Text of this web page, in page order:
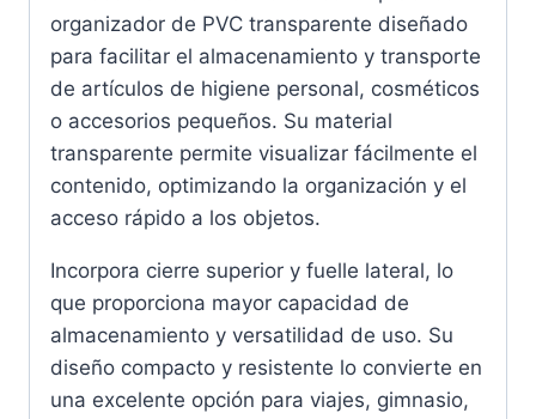
organizador de PVC transparente diseñado
para facilitar el almacenamiento y transporte
de artículos de higiene personal, cosméticos
o accesorios pequeños. Su material
transparente permite visualizar fácilmente el
contenido, optimizando la organización y el
acceso rápido a los objetos.
Incorpora cierre superior y fuelle lateral, lo
que proporciona mayor capacidad de
almacenamiento y versatilidad de uso. Su
diseño compacto y resistente lo convierte en
una excelente opción para viajes, gimnasio,